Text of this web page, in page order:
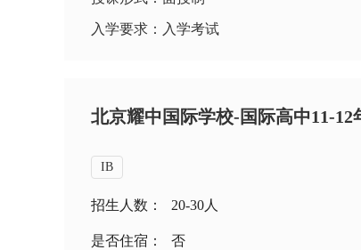
入学要求：入学考试
北京耀中国际学校-国际高中11-12
IB
招生人数： 20-30人
是否住宿： 否